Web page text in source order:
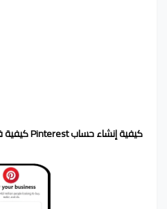
كيفية إنشاء حساب Pinterest كيفية فتح حساب بنترست